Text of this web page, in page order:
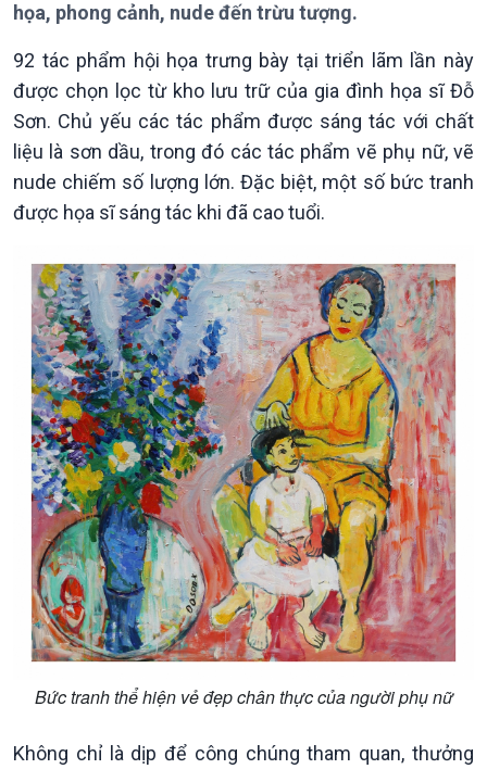
Giới thiệu
Thời sự
Thời sự 12h
Thời sự 18h
Thời sự 21h30
Bản tin
Chuyên mục
Theo dòng Thời sự
họa, phong cảnh, nude đến trừu tượng.
92 tác phẩm hội họa trưng bày tại triển lãm lần này
được chọn lọc từ kho lưu trữ của gia đình họa sĩ Đỗ
Sơn. Chủ yếu các tác phẩm được sáng tác với chất
liệu là sơn dầu, trong đó các tác phẩm vẽ phụ nữ, vẽ
nude chiếm số lượng lớn. Đặc biệt, một số bức tranh
được họa sĩ sáng tác khi đã cao tuổi.
Bức tranh thể hiện vẻ đẹp chân thực của người phụ nữ
Không chỉ là dịp để công chúng tham quan, thưởng